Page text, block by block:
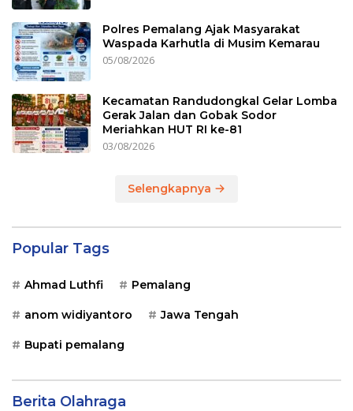
Polres Pemalang Ajak Masyarakat
Waspada Karhutla di Musim Kemarau
05/08/2026
Kecamatan Randudongkal Gelar Lomba
Gerak Jalan dan Gobak Sodor
Meriahkan HUT RI ke-81
03/08/2026
Selengkapnya
Popular Tags
Ahmad Luthfi Pemalang
anom widiyantoro Jawa Tengah
Bupati pemalang
Berita Olahraga